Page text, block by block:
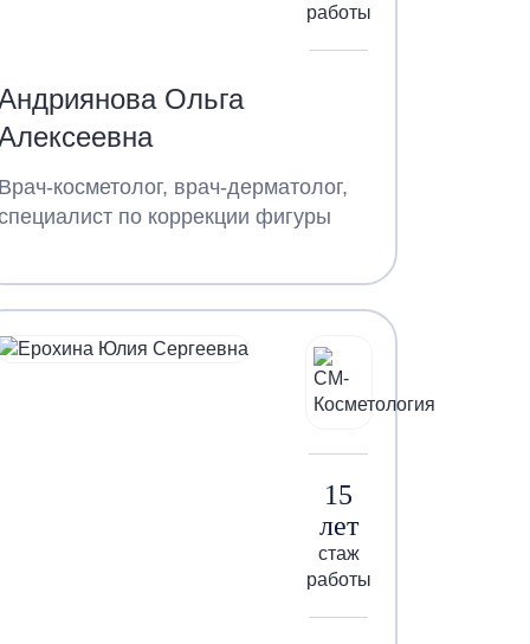
работы
Ольга
косметолог, врач-дерматолог,
по коррекции фигуры
15
лет
стаж
работы